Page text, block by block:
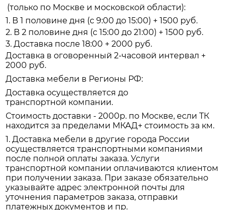
(только по Москве и московской области):
1. В 1 половине дня (с 9:00 до 15:00) + 1500 руб.
2. В 2 половине дня (с 15:00 до 21:00) + 1500 руб.
3. Доставка после 18:00 + 2000 руб.
Доставка в оговоренный 2-часовой интервал +
2000 руб.
Доставка мебели в Регионы РФ:
Доставка осуществляется до
транспортной компании.
Стоимость доставки - 2000р. по Москве, если ТК
находится за пределами МКАД+ стоимость за км.
1. Доставка мебели в другие города России
осуществляется транспортными компаниями
после полной оплаты заказа. Услуги
транспортной компании оплачиваются клиентом
при получении заказа. При заказе обязательно
указывайте адрес электронной почты для
уточнения параметров заказа, отправки
платежных документов и пр.